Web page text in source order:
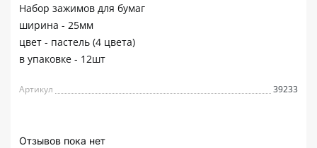
Набор зажимов для бумаг
ширина - 25мм
цвет - пастель (4 цвета)
в упаковке - 12шт
Артикул 39233
Отзывов пока нет